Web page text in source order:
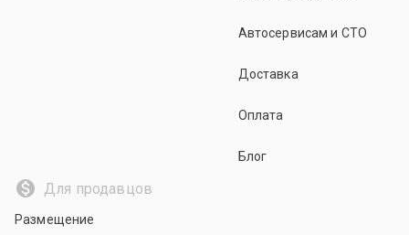
Автосервисам и СТО
Доставка
Оплата
Блог
Для продавцов
Размещение